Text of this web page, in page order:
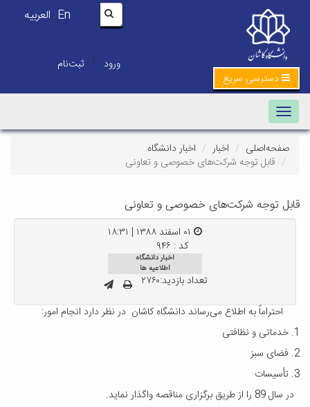
En العربیه
ورود | ثبت‌نام
دسترسی سریع
Toggle navigation
صفحه‌اصلی اخبار
اخبار دانشگاه
قابل توجه شرکت‌های خصوصی و تعاونی
قابل توجه شرکت‌های خصوصی و تعاونی
کد : ۹۴۶
اخبار دانشگاه
اطلاعیه ها
تعداد بازدید:۲۷۶۰
احتراماً به اطلاع می‌رساند دانشگاه کاشان در نظر دارد انجام امور:
1. خدماتی و نظافتی
2. فضای سبز
3. تأسیسات
در سال 89 را از طریق برگزاری مناقصه واگذار نماید.